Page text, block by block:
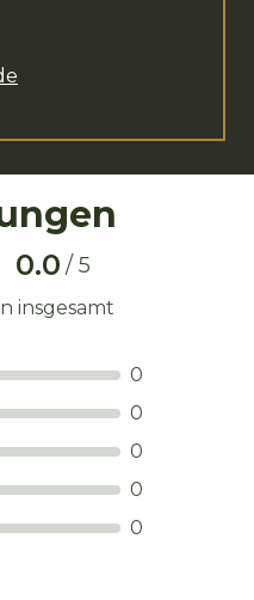
0.0 / 5
insgesamt
0
0
0
0
0